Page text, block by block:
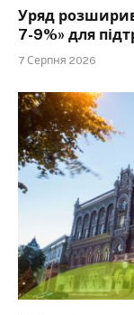
Уряд
7-9%» для
7 Серпня 2026